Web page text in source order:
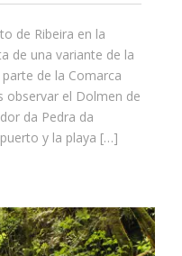
de Ribeira en la
de una variante de la
de la Comarca
observar el Dolmen de
da Pedra da
y la playa […]